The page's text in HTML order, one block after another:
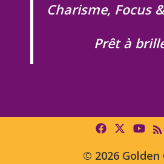
Charisme, Focus
Prêt à
© 2026 Golden